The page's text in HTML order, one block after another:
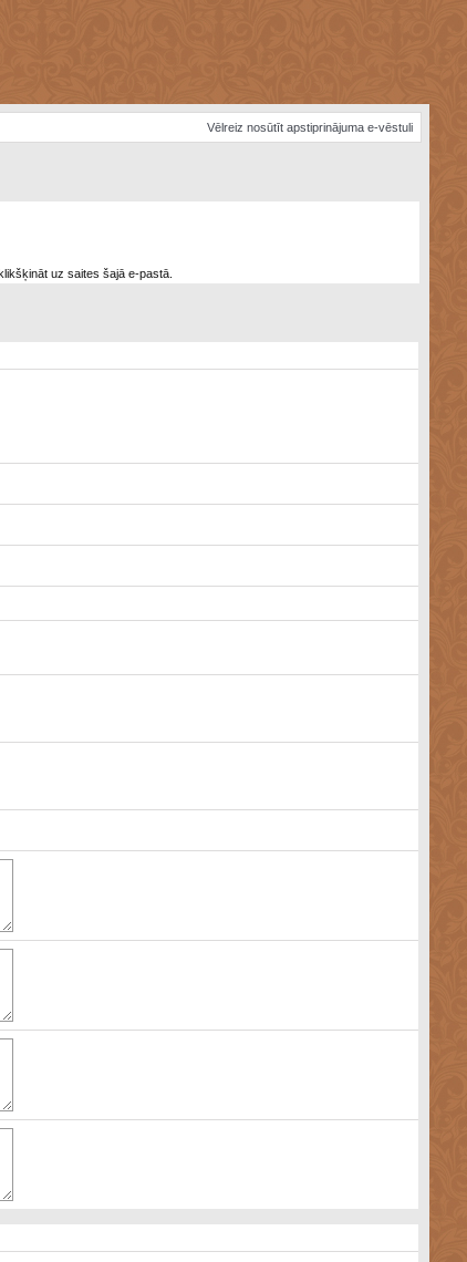
Vēlreiz nosūtīt apstiprinājuma e-vēstuli
uz saites šajā e-pastā.